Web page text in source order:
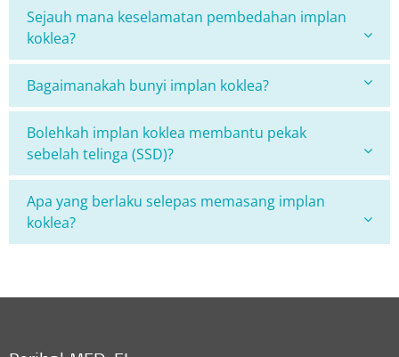
Sejauh mana keselamatan pembedahan implan
koklea?
Bagaimanakah bunyi implan koklea?
Bolehkah implan koklea membantu pekak
sebelah telinga (SSD)?
Apa yang berlaku selepas memasang implan
koklea?